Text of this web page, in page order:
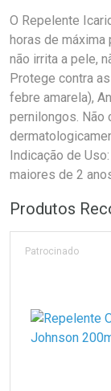
O Repelente
horas de máxima
não irrita a pele,
Protege contra
febre amarela),
pernilongos. Não
Indicação de
maiores de 2
Produtos
Patrocinado